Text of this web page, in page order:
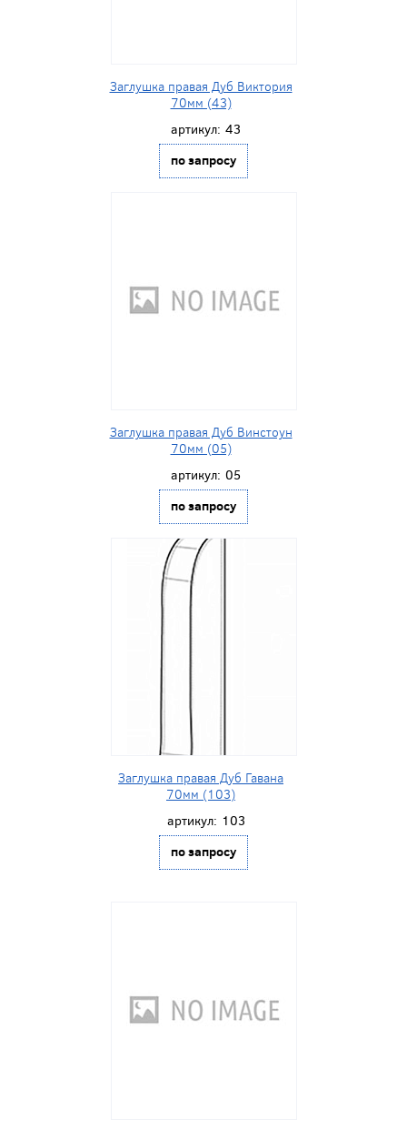
Заглушка правая Дуб Виктория
70мм (43)
артикул: 43
по запросу
Заглушка правая Дуб Винстоун
70мм (05)
артикул: 05
по запросу
Заглушка правая Дуб Гавана
70мм (103)
артикул: 103
по запросу